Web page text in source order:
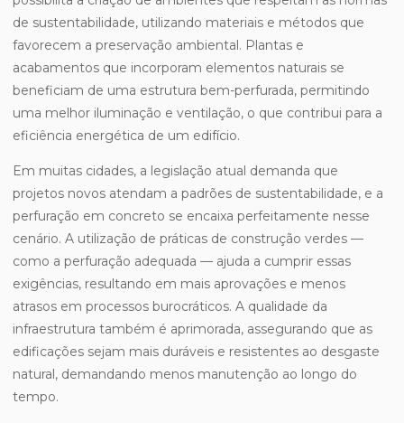
de sustentabilidade, utilizando materiais e métodos que
favorecem a preservação ambiental. Plantas e
acabamentos que incorporam elementos naturais se
beneficiam de uma estrutura bem-perfurada, permitindo
uma melhor iluminação e ventilação, o que contribui para a
eficiência energética de um edifício.
Em muitas cidades, a legislação atual demanda que
projetos novos atendam a padrões de sustentabilidade, e a
perfuração em concreto se encaixa perfeitamente nesse
cenário. A utilização de práticas de construção verdes —
como a perfuração adequada — ajuda a cumprir essas
exigências, resultando em mais aprovações e menos
atrasos em processos burocráticos. A qualidade da
infraestrutura também é aprimorada, assegurando que as
edificações sejam mais duráveis e resistentes ao desgaste
natural, demandando menos manutenção ao longo do
tempo.